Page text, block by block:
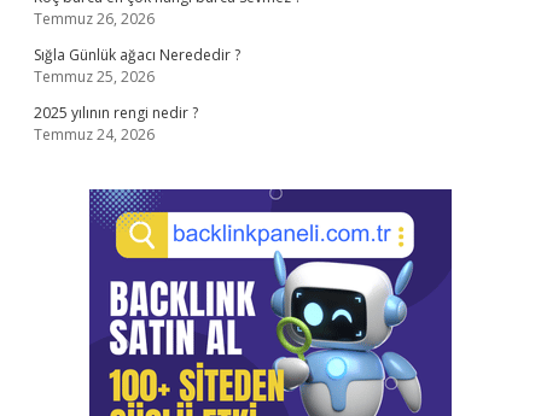
Temmuz 26, 2026
Sığla Günlük ağacı Nerededir ?
Temmuz 25, 2026
2025 yılının rengi nedir ?
Temmuz 24, 2026